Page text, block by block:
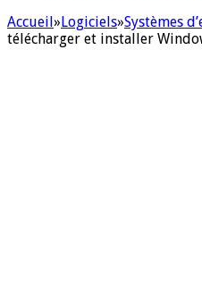
Accueil»Logiciels»Systèmes
télécharger et installer